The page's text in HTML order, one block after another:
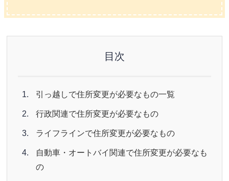
目次
引っ越しで住所変更が必要なもの一覧
行政関連で住所変更が必要なもの
ライフラインで住所変更が必要なもの
自動車・オートバイ関連で住所変更が必要なも
の